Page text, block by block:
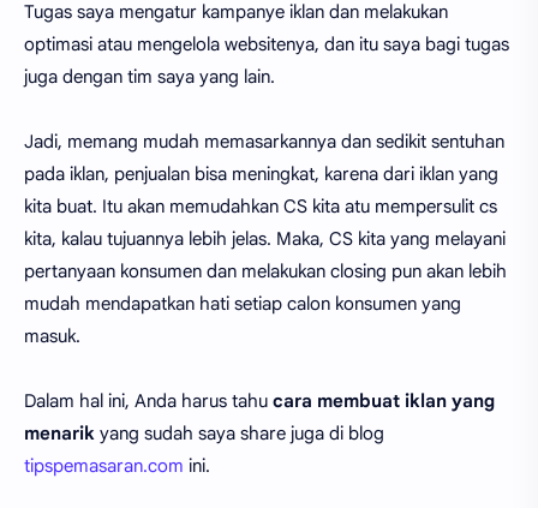
Tugas saya mengatur kampanye iklan dan melakukan
optimasi atau mengelola websitenya, dan itu saya bagi tugas
juga dengan tim saya yang lain.
Jadi, memang mudah memasarkannya dan sedikit sentuhan
pada iklan, penjualan bisa meningkat, karena dari iklan yang
kita buat. Itu akan memudahkan CS kita atu mempersulit cs
kita, kalau tujuannya lebih jelas. Maka, CS kita yang melayani
pertanyaan konsumen dan melakukan closing pun akan lebih
mudah mendapatkan hati setiap calon konsumen yang
masuk.
Dalam hal ini, Anda harus tahu cara membuat iklan yang
menarik yang sudah saya share juga di blog
tipspemasaran.com ini.